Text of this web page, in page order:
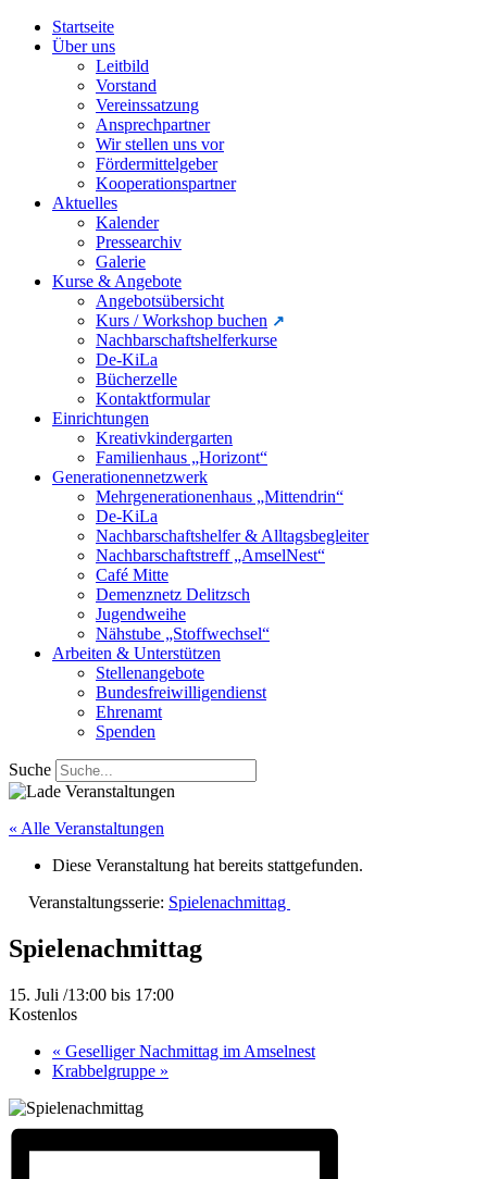
Startseite
Über uns
Leitbild
Vorstand
Vereinssatzung
Ansprechpartner
Wir stellen uns vor
Fördermittelgeber
Kooperationspartner
Aktuelles
Kalender
Pressearchiv
Galerie
Kurse & Angebote
Angebotsübersicht
Kurs / Workshop buchen
Nachbarschaftshelferkurse
De-KiLa
Bücherzelle
Kontaktformular
Einrichtungen
Kreativkindergarten
Familienhaus „Horizont“
Generationennetzwerk
Mehrgenerationenhaus „Mittendrin“
De-KiLa
Nachbarschaftshelfer & Alltagsbegleiter
Nachbarschaftstreff „AmselNest“
Café Mitte
Demenznetz Delitzsch
Jugendweihe
Nähstube „Stoffwechsel“
Arbeiten & Unterstützen
Stellenangebote
Bundesfreiwilligendienst
Ehrenamt
Spenden
Suche
« Alle Veranstaltungen
Diese Veranstaltung hat bereits stattgefunden.
Veranstaltungsserie: Spielenachmittag
Spielenachmittag
15. Juli /13:00 bis 17:00
Kostenlos
« Geselliger Nachmittag im Amselnest
Krabbelgruppe »